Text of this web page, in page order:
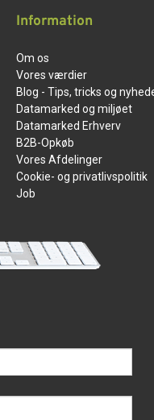
Information
Om os
Vores værdier
Blog - Tips, tricks og
Datamarked og miljøet
Datamarked Erhverv
B2B-Opkøb
Vores Afdelinger
Cookie- og privatlivspolitik
Job